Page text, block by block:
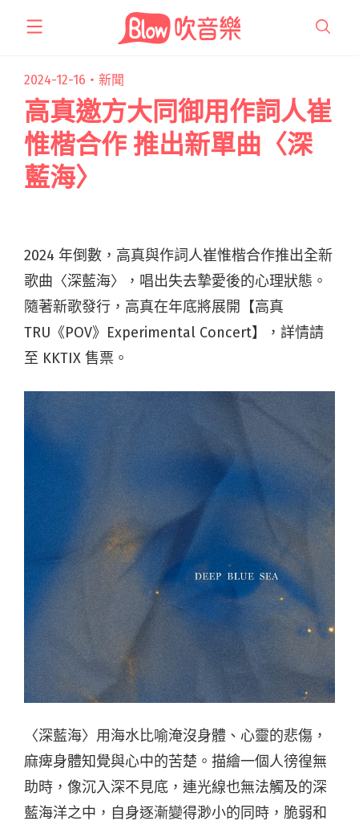
2024-12-16・ 新聞
高真邀方大同御用作詞人崔
惟楷合作 推出新單曲〈深
藍海〉
2024 年倒數，高真與作詞人崔惟楷合作推出全新
歌曲〈深藍海〉，唱出失去摯愛後的心理狀態。
隨著新歌發行，高真在年底將展開【高真
TRU《POV》Experimental Concert】，詳情請
至 KKTIX 售票。
〈深藍海〉用海水比喻淹沒身體、心靈的悲傷，
麻痺身體知覺與心中的苦楚。描繪一個人徬徨無
助時，像沉入深不見底，連光線也無法觸及的深
藍海洋之中，自身逐漸變得渺小的同時，脆弱和